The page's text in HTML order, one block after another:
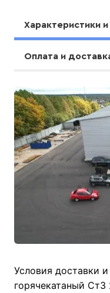
Характеристики
Оплата и
Условия доставки
горячекатаный